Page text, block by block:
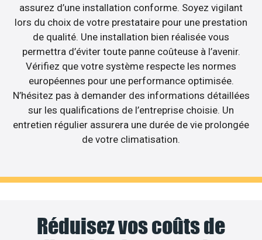
assurez d’une installation conforme. Soyez vigilant
lors du choix de votre prestataire pour une prestation
de qualité. Une installation bien réalisée vous
permettra d’éviter toute panne coûteuse à l’avenir.
Vérifiez que votre système respecte les normes
européennes pour une performance optimisée.
N’hésitez pas à demander des informations détaillées
sur les qualifications de l’entreprise choisie. Un
entretien régulier assurera une durée de vie prolongée
de votre climatisation.
Réduisez vos coûts de